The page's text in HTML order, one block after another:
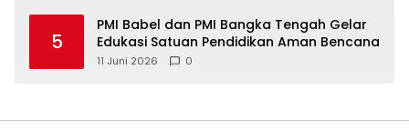
5
‎PMI Babel dan PMI Bangka Tengah Gelar
Edukasi Satuan Pendidikan Aman Bencana
11 Juni 2026 0